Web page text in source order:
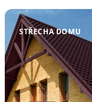
STŘECHA DOMU